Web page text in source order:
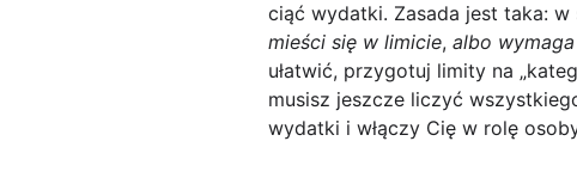
ciąć wydatki. Zasada jest taka:
mieści się w limicie, albo
ułatwić, przygotuj limity na
musisz jeszcze liczyć
wydatki i włączy Cię w rolę